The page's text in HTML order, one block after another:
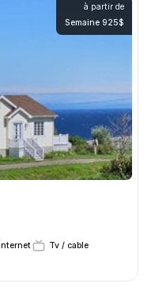
à partir de
Semaine 925$
Internet
Tv / cable